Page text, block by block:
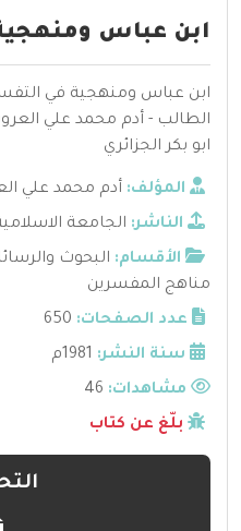
ابن عباس
ابن عباس ومنهجية في
الطالب - أدم محمد علي
ابو بكر الجزائري
المؤلف: أدم محمد علي
الناشر: الجامعة
الأقسام: البحوث
مناهج المفسرين
عدد الصفحات: 650
سنة النشر: 1981م
مشاهدات:
بلّغ عن كتاب